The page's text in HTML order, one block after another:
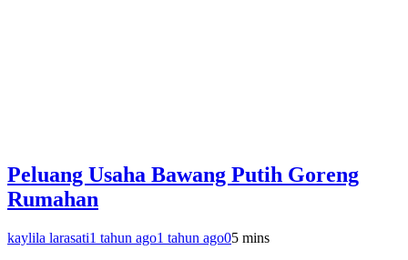
Peluang Usaha Bawang Putih Goreng
Rumahan
kaylila larasati1 tahun ago1 tahun ago05 mins